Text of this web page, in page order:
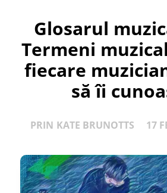
Glosarul
Termeni
fiecare
să îi
PRIN KATE BRUNOTTS 17